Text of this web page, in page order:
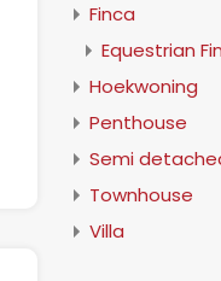
Finca
Equestrian
Hoekwoning
Penthouse
Semi
Townhouse
Villa